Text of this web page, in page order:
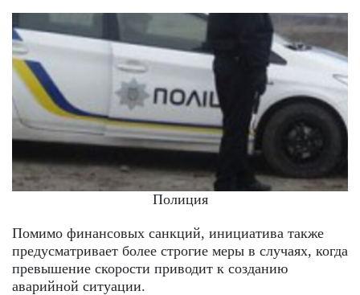
Полиция
Помимо финансовых санкций, инициатива также
предусматривает более строгие меры в случаях, когда
превышение скорости приводит к созданию
аварийной ситуации.